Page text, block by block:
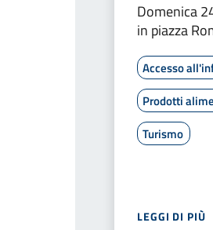
Domenica
in piazza
Accesso
Prodotti
Turismo
LEGGI DI PIÙ